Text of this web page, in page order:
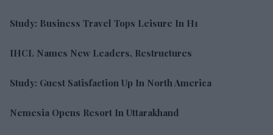
Study: Business Travel Tops Leisure In H1
IHCL Names New Leaders, Restructures
Study: Guest Satisfaction Up In North America
Nemesia Opens Resort In Uttarakhand